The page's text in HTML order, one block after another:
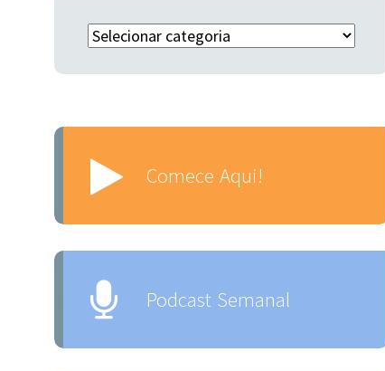
Escolha o Assunto:
Comece Aqui!
Podcast Semanal